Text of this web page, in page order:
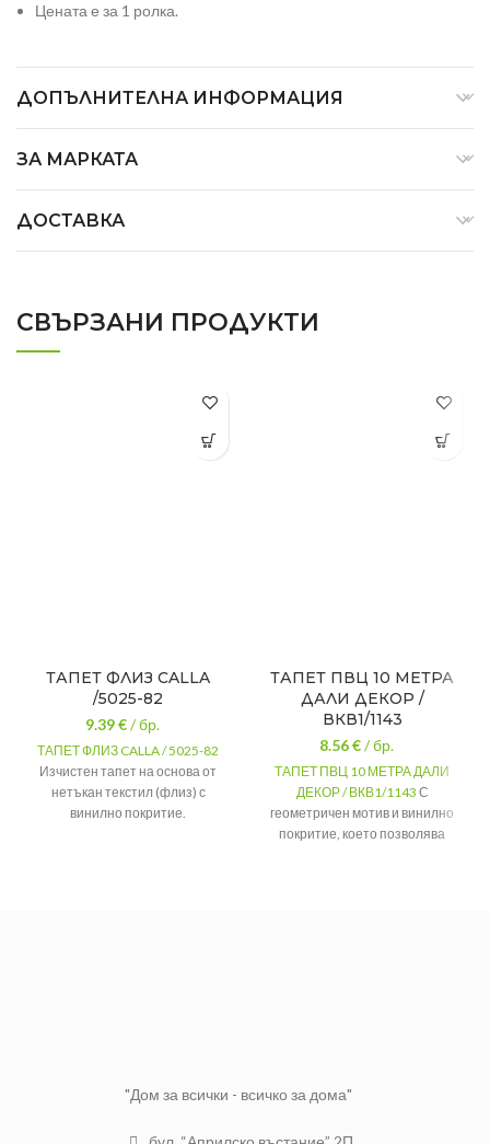
Цената е за 1 ролка.
ДОПЪЛНИТЕЛНА ИНФОРМАЦИЯ
ЗА МАРКАТА
ДОСТАВКА
СВЪРЗАНИ ПРОДУКТИ
ТАПЕТ ФЛИЗ CALLA
/5025-82
9.39€/ бр.
ТАПЕТ ФЛИЗ CALLA / 5025-82
Изчистен тапет на основа от
нетъкан текстил (флиз) с
винилно покритие.
ТАПЕТ ПВЦ 10 МЕТРА
ДАЛИ ДЕКОР /
ВКВ1/1143
8.56€/ бр.
ТАПЕТ ПВЦ 10 МЕТРА ДАЛИ
ДЕКОР / ВКВ1/1143 С
геометричен мотив и винилно
покритие, което позволява
"Дом за всички - всичко за дома"